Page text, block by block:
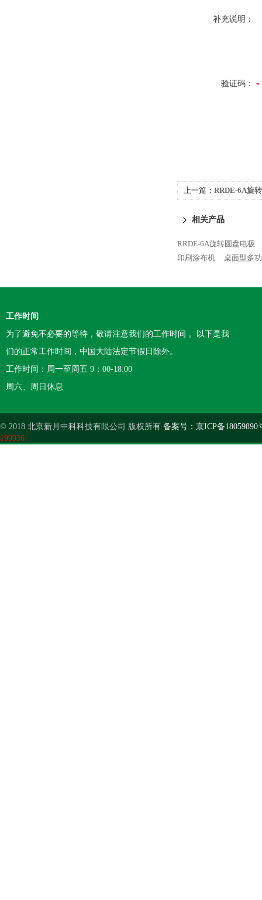
补充说明：
验证码：
上一篇： RRDE-6A旋
相关产品
RRDE-6A旋转圆盘电极
印刷涂布机
桌面型多
工作时间
为了避免不必要的等待，敬请注意我们的工作时间 。以下是我
们的正常工作时间，中国大陆法定节假日除外。
工作时间：周一至周五 9：00-18:00
周六、周日休息
© 2018 北京新月中科科技有限公司 版权所有 备案号：京ICP备18059890
199936